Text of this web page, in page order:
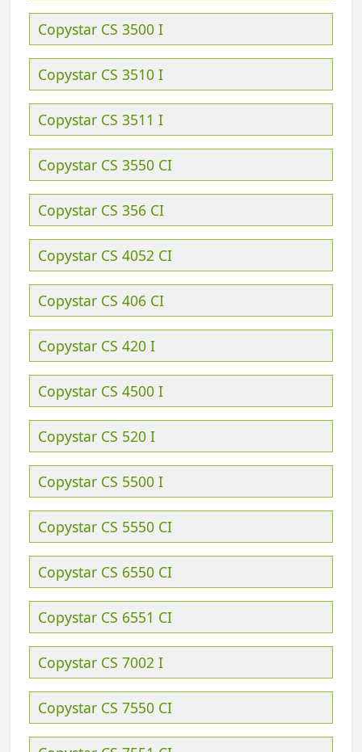
Copystar CS 3500 I
Copystar CS 3510 I
Copystar CS 3511 I
Copystar CS 3550 CI
Copystar CS 356 CI
Copystar CS 4052 CI
Copystar CS 406 CI
Copystar CS 420 I
Copystar CS 4500 I
Copystar CS 520 I
Copystar CS 5500 I
Copystar CS 5550 CI
Copystar CS 6550 CI
Copystar CS 6551 CI
Copystar CS 7002 I
Copystar CS 7550 CI